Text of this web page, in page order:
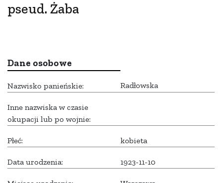
pseud. Żaba
Dane osobowe
Nazwisko panieńskie: Radłowska
Inne nazwiska w czasie
okupacji lub po wojnie:
Płeć: kobieta
Data urodzenia: 1923-11-10